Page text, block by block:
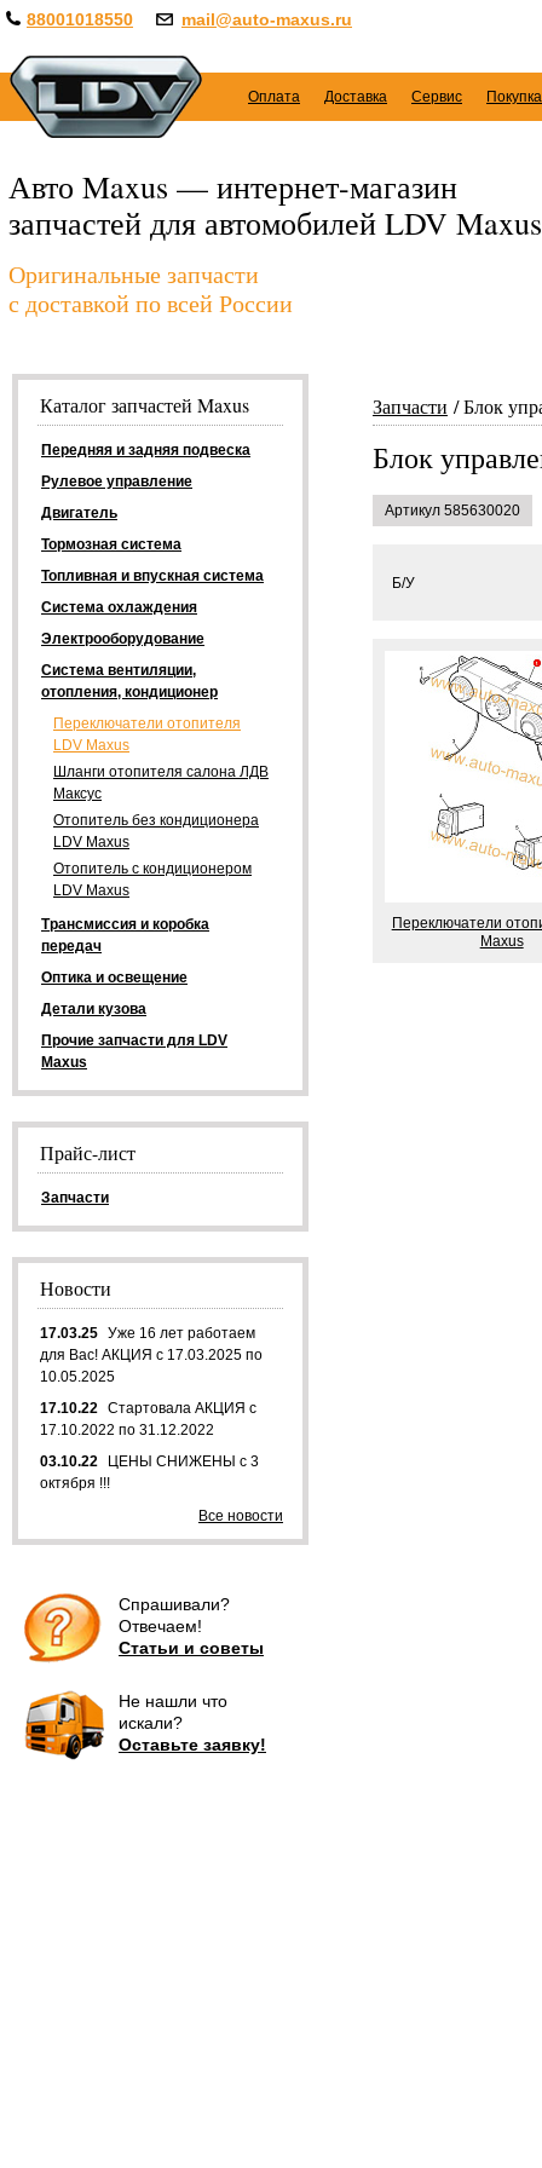
88001018550 mail@auto-maxus.ru
Оплата Доставка Сервис
Авто Maxus — интернет-магазин
запчастей для автомобилей LDV Maxus
Оригинальные запчасти
с доставкой по всей России
Запчасти Блок
Блок
Артикул 585630020
Б/У
Переключатели
Maxus
Каталог запчастей Maxus
Передняя и задняя подвеска
Рулевое управление
Двигатель
Тормозная система
Топливная и впускная система
Система охлаждения
Электрооборудование
Система вентиляции,
отопления, кондиционер
Переключатели отопителя
LDV Maxus
Шланги отопителя салона ЛДВ
Максус
Отопитель без кондиционера
LDV Maxus
Отопитель с кондиционером
LDV Maxus
Трансмиссия и коробка
передач
Оптика и освещение
Детали кузова
Прочие запчасти для LDV
Maxus
Прайс-лист
Запчасти
Новости
17.03.25 Уже 16 лет работаем
для Вас! АКЦИЯ с 17.03.2025 по
10.05.2025
17.10.22 Стартовала АКЦИЯ с
17.10.2022 по 31.12.2022
03.10.22
ЦЕНЫ СНИЖЕНЫ с 3
октября !!!
Все новости
Спрашивали?
Отвечаем!
Статьи и советы
Не нашли что
искали?
Оставьте заявку!